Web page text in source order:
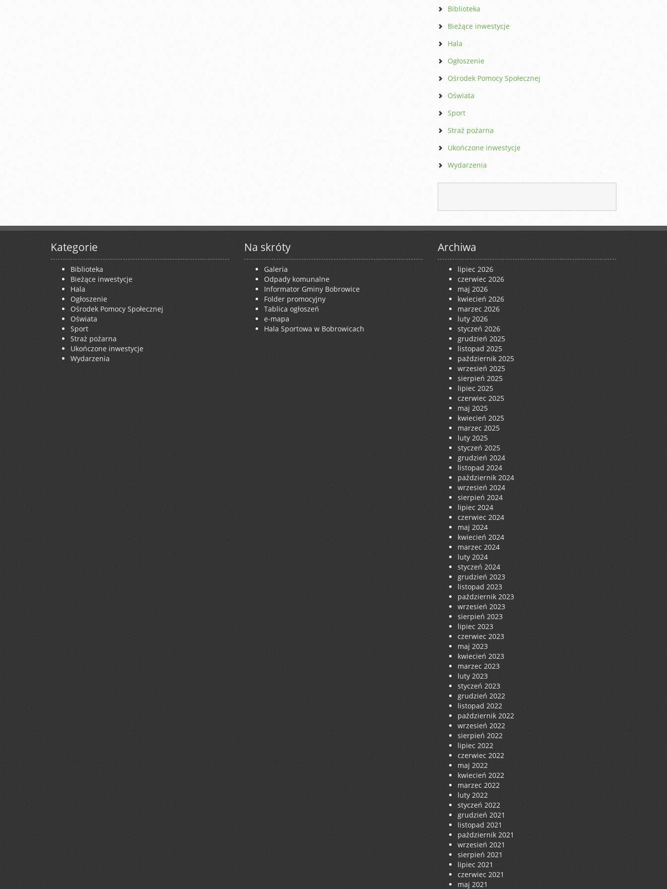
Biblioteka
Bieżące inwestycje
Hala
Ogłoszenie
Ośrodek Pomocy Społecznej
Oświata
Sport
Straż pożarna
Ukończone inwestycje
Wydarzenia
Kategorie
Biblioteka
Bieżące inwestycje
Hala
Ogłoszenie
Ośrodek Pomocy Społecznej
Oświata
Sport
Straż pożarna
Ukończone inwestycje
Wydarzenia
Na skróty
Galeria
Odpady komunalne
Informator Gminy Bobrowice
Folder promocyjny
Tablica ogłoszeń
e-mapa
Hala Sportowa w Bobrowicach
Archiwa
lipiec 2026
czerwiec 2026
maj 2026
kwiecień 2026
marzec 2026
luty 2026
styczeń 2026
grudzień 2025
listopad 2025
październik 2025
wrzesień 2025
sierpień 2025
lipiec 2025
czerwiec 2025
maj 2025
kwiecień 2025
marzec 2025
luty 2025
styczeń 2025
grudzień 2024
listopad 2024
październik 2024
wrzesień 2024
sierpień 2024
lipiec 2024
czerwiec 2024
maj 2024
kwiecień 2024
marzec 2024
luty 2024
styczeń 2024
grudzień 2023
listopad 2023
październik 2023
wrzesień 2023
sierpień 2023
lipiec 2023
czerwiec 2023
maj 2023
kwiecień 2023
marzec 2023
luty 2023
styczeń 2023
grudzień 2022
listopad 2022
październik 2022
wrzesień 2022
sierpień 2022
lipiec 2022
czerwiec 2022
maj 2022
kwiecień 2022
marzec 2022
luty 2022
styczeń 2022
grudzień 2021
listopad 2021
październik 2021
wrzesień 2021
sierpień 2021
lipiec 2021
czerwiec 2021
maj 2021